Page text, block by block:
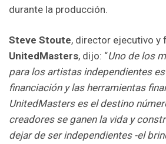
durante la producción.
Steve Stoute, director ejecutivo y
UnitedMasters, dijo: “Uno de los
para los artistas independientes
financiación y las herramientas
UnitedMasters es el destino
creadores se ganen la vida y
dejar de ser independientes -el